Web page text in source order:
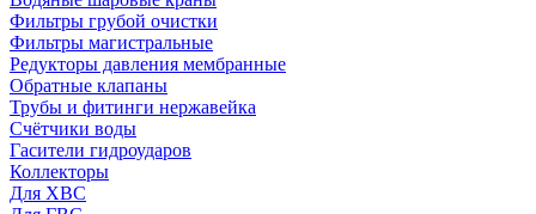
Фильтры грубой очистки
Фильтры магистральные
Редукторы давления мембранные
Обратные клапаны
Трубы и фитинги нержавейка
Счётчики воды
Гасители гидроударов
Коллекторы
Для ХВС